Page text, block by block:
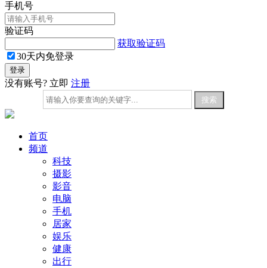
手机号
验证码
获取验证码
30天内免登录
没有账号? 立即 注册
首页
频道
科技
摄影
影音
电脑
手机
居家
娱乐
健康
出行